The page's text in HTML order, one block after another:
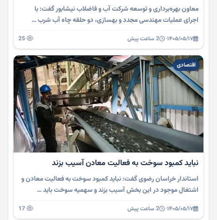
معاون بهره‌برداری و توسعه شرکت آب و فاضلاب نیشابور گفت: با
اجرای عملیات مهندسی مجدد و بهسازی، دو حلقه چاه آب شرب …
۱۴۰۵/۰۵/۱۷· 2 ساعت پیش
اقتصادی
نباید کمبود سوخت به فعالیت معادن آسیب بزند
استاندار خراسان رضوی گفت: نباید کمبود سوخت به فعالیت معادن و
اشتغال موجود در این بخش آسیب بزند و سهمیه سوخت باید …
۱۴۰۵/۰۵/۱۷· 2 ساعت پیش